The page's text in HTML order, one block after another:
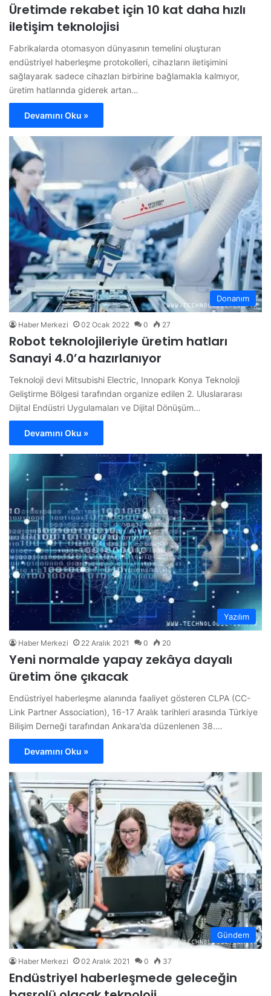
Üretimde rekabet için 10 kat daha hızlı
iletişim teknolojisi
Fabrikalarda otomasyon dünyasının temelini oluşturan
endüstriyel haberleşme protokolleri, cihazların iletişimini
sağlayarak sadece cihazları birbirine bağlamakla kalmıyor,
üretim hatlarında giderek artan…
Devamını Oku »
Donanım
Haber Merkezi 02 Ocak 2022 0 27
Robot teknolojileriyle üretim hatları
Sanayi 4.0’a hazırlanıyor
Teknoloji devi Mitsubishi Electric, Innopark Konya Teknoloji
Geliştirme Bölgesi tarafından organize edilen 2. Uluslararası
Dijital Endüstri Uygulamaları ve Dijital Dönüşüm…
Devamını Oku »
Yazılım
Haber Merkezi 22 Aralık 2021 0 20
Yeni normalde yapay zekâya dayalı
üretim öne çıkacak
Endüstriyel haberleşme alanında faaliyet gösteren CLPA (CC-
Link Partner Association), 16-17 Aralık tarihleri arasında Türkiye
Bilişim Derneği tarafından Ankara’da düzenlenen 38.…
Devamını Oku »
Gündem
Haber Merkezi 02 Aralık 2021 0 37
Endüstriyel haberleşmede geleceğin